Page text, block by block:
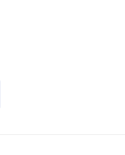
步优化功耗与可靠
围内取代
能，使其能够在更